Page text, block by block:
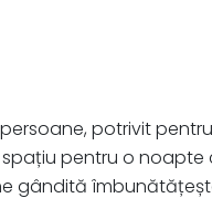
persoane, potrivit
pentru o
gândită